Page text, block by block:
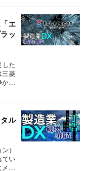
体
造
。
エ
ッ
した
三菱
に
の
ル
）
てい
ー